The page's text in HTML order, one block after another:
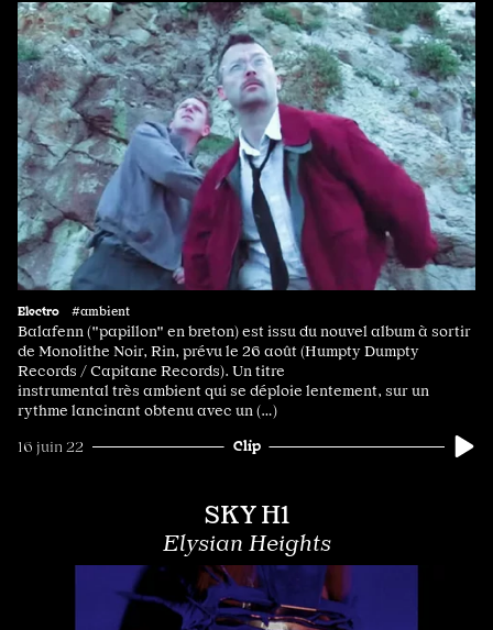
Electro #ambient
Balafenn ("papillon" en breton) est issu du nouvel album à sortir
de Monolithe Noir, Rin, prévu le 26 août (Humpty Dumpty
Records / Capitane Records). Un titre
instrumental très ambient qui se déploie lentement, sur un
rythme lancinant obtenu avec un (…)
16 juin 22 Clip
SKY H1
Elysian Heights